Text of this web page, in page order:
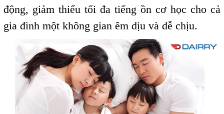
động, giảm thiểu tối đa tiếng ồn cơ học cho cả
gia đình một không gian êm dịu và dễ chịu.